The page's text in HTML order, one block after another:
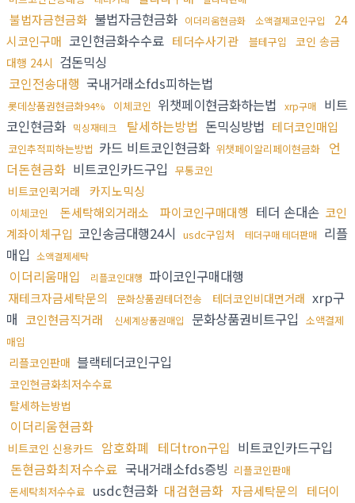
불법자금현금화 불법자금현금화 이더리움현금화 소액결제코인구입
24
시코인구매 코인현금화수수료 테더수사기관 블테구입
코인 송금
대행 24시 검돈믹싱
코인전송대행 국내거래소fds피하는법
롯데상품권현금화94% 이체코인 위챗페이현금화하는법 xrp구매
비트
코인현금화 믹싱재테크 탈세하는방법 돈믹싱방법 테더코인매입
코인추적피하는방법 카드 비트코인현금화 위챗페이알리페이현금화
언
더돈현금화 비트코인카드구입 무통코인
비트코인퀵거래 카지노믹싱
이체코인 돈세탁해외거래소 파이코인구매대행 테더 손대손 코인
계좌이체구입 코인송금대행24시 usdc구입처 테더구매 테더판매 리플
매입 소액결제세탁
이더리움매입 리플코인대행 파이코인구매대행
재테크자금세탁문의 문화상품권테더전송 테더코인비대면거래 xrp구
매 코인현금직거래 신세계상품권매입 문화상품권비트구입 소액결제
매입
리플코인판매 블랙테더코인구입
코인현금화최저수수료
탈세하는방법
이더리움현금화
비트코인 신용카드 암호화폐 테더tron구입 비트코인카드구입
돈현금화최저수수료 국내거래소fds증빙 리플코인판매
돈세탁최저수수료 usdc현금화 대검현금화 자금세탁문의
테더이